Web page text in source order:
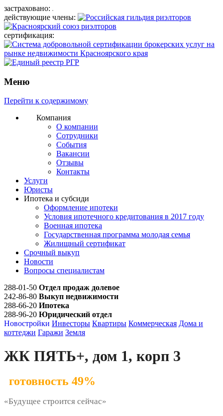
застраховано:
действующие члены:
сертификация:
Меню
Перейти к содержимому
Компания
О компании
Сотрудники
События
Вакансии
Отзывы
Контакты
Услуги
Юристы
Ипотека и субсиди
Оформление ипотеки
Условия ипотечного кредитования в 2017 году
Военная ипотека
Государственная программа молодая семья
Жилищный сертификат
Срочный выкуп
Новости
Вопросы специалистам
288-01-50 Отдел продаж долевое
242-86-80 Выкуп недвижимости
288-66-20 Ипотека
288-96-20 Юридический отдел
Новостройки Инвесторы Квартиры Коммерческая Дома и
коттеджи Гаражи Земля
ЖК ПЯТЬ+, дом 1, корп 3
готовность 49%
«Будущее строится сейчас»